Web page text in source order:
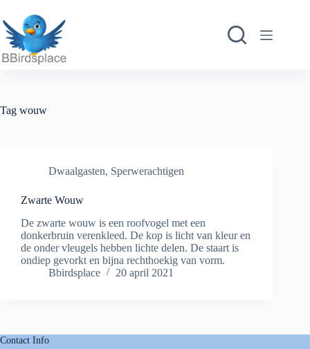
naar
de
inhoud
Tag wouw
Dwaalgasten, Sperwerachtigen
Zwarte Wouw
De zwarte wouw is een roofvogel met een
donkerbruin verenkleed. De kop is licht van kleur en
de onder vleugels hebben lichte delen. De staart is
ondiep gevorkt en bijna rechthoekig van vorm.
Bbirdsplace
20 april 2021
Contact Info